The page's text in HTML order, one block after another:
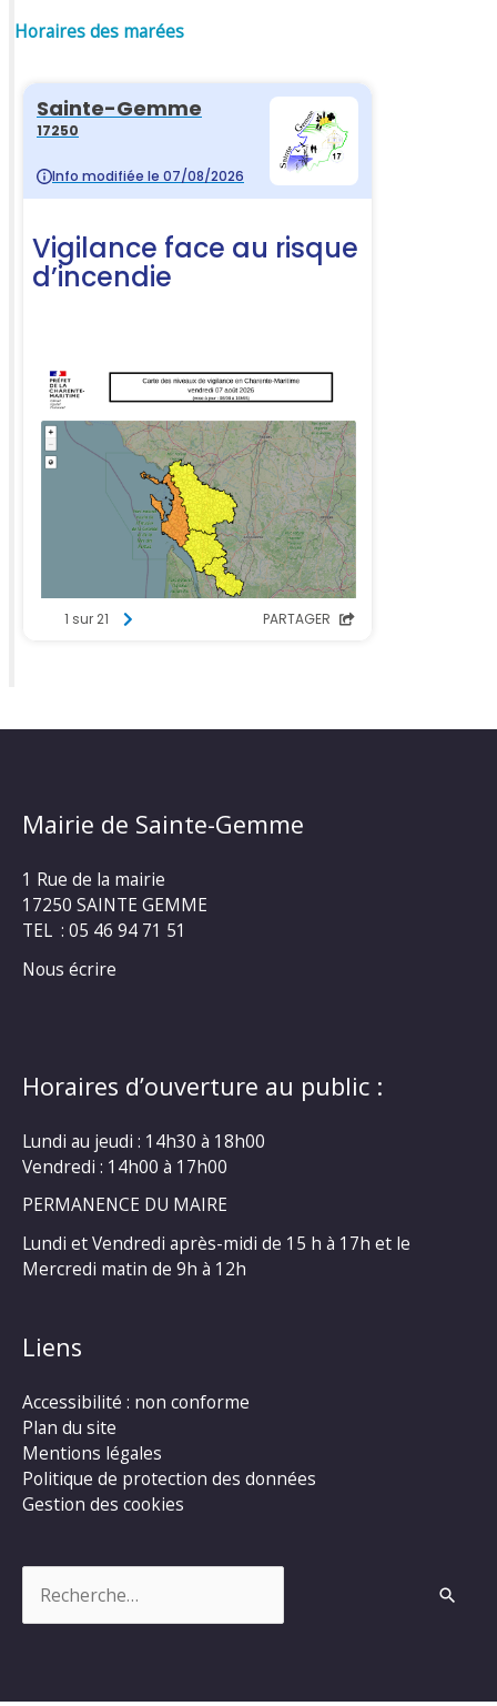
Horaires des marées
Mairie de Sainte-Gemme
1 Rue de la mairie
17250 SAINTE GEMME
TEL : 05 46 94 71 51
Nous écrire
Horaires d’ouverture au public :
Lundi au jeudi : 14h30 à 18h00
Vendredi : 14h00 à 17h00
PERMANENCE DU MAIRE
Lundi et Vendredi après-midi de 15 h à 17h et le
Mercredi matin de 9h à 12h
Liens
Accessibilité : non conforme
Plan du site
Mentions légales
Politique de protection des données
Gestion des cookies